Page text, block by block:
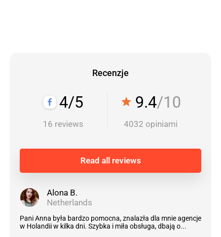
Recenzje
4/5
16 reviews
star 9.4/10
4032 opiniami
Read all reviews
Alona B.
Netherlands
Pani Anna była bardzo pomocna, znalazła dla mnie agencje
w Holandii w kilka dni. Szybka i miła obsługa, dbają o...